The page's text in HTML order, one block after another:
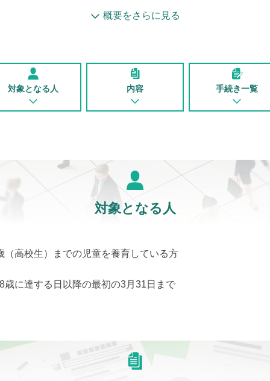
概要をさらに見る
対象となる人 内容 手続き一覧
対象となる人
（高校生）までの児童を養育している方
に達する日以降の最初の3月31日まで